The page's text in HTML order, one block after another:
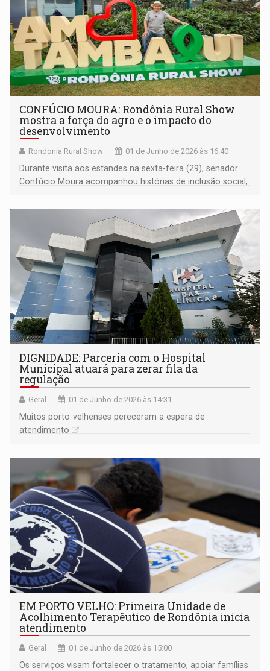
CONFÚCIO MOURA: Rondônia Rural Show
mostra a força do agro e o impacto do
desenvolvimento
Rondonia Rural Show 01 de Junho de 2026 às 16:40
Durante visita aos estandes na sexta-feira (29), senador
Confúcio Moura acompanhou histórias de inclusão social,
explicar o sucesso da maior feira de agronegócio da
DIGNIDADE: Parceria com o Hospital
Municipal atuará para zerar fila da
regulação
Geral 01 de Junho de 2026 às 14:31
Muitos porto-velhenses pereceram a espera de
atendimento
EM PORTO VELHO: Primeira Unidade de
Acolhimento Terapêutico de Rondônia inicia
atendimento
Geral 01 de Junho de 2026 às 15:00
Os serviços visam fortalecer o tratamento, apoiar famílias